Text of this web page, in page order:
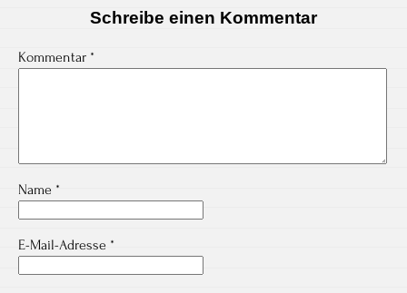
Schreibe einen Kommentar
Kommentar *
Name *
E-Mail-Adresse *